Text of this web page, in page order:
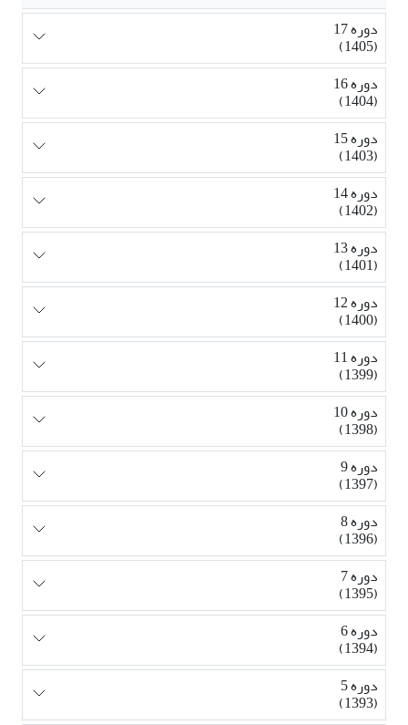
دوره 17
(1405)
دوره 16
(1404)
دوره 15
(1403)
دوره 14
(1402)
دوره 13
(1401)
دوره 12
(1400)
دوره 11
(1399)
دوره 10
(1398)
دوره 9
(1397)
دوره 8
(1396)
دوره 7
(1395)
دوره 6
(1394)
دوره 5
(1393)